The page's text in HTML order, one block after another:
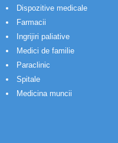
Dispozitive medicale
Farmacii
Ingrijiri paliative
Medici de familie
Paraclinic
Spitale
Medicina muncii